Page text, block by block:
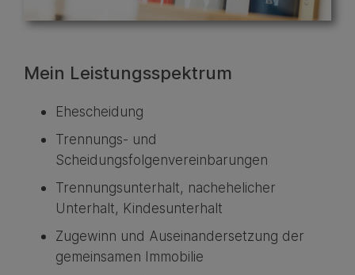
Mein Leistungsspektrum
Ehescheidung
Trennungs- und
Scheidungsfolgenvereinbarungen
Trennungsunterhalt, nachehelicher
Unterhalt, Kindesunterhalt
Zugewinn und Auseinandersetzung der
gemeinsamen Immobilie